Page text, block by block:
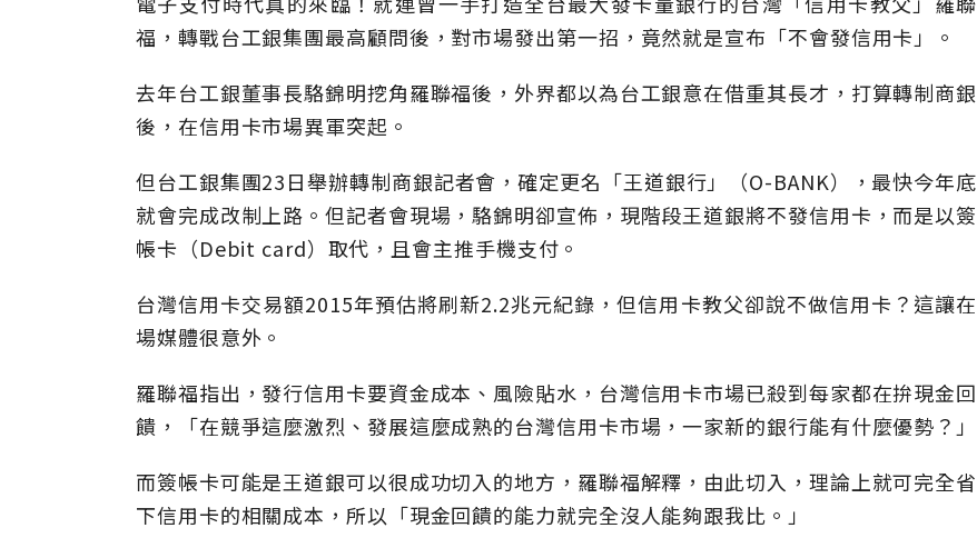
福，轉戰台工銀集團最高顧問後，對市場發出第一招，竟然就是宣布「不會發信用卡」。
去年台工銀董事長駱錦明挖角羅聯福後，外界都以為台工銀意在借重其長才，打算轉制商銀
後，在信用卡市場異軍突起。
但台工銀集團23日舉辦轉制商銀記者會，確定更名「王道銀行」（O-BANK），最快今年底
就會完成改制上路。但記者會現場，駱錦明卻宣佈，現階段王道銀將不發信用卡，而是以簽
帳卡（Debit card）取代，且會主推手機支付。
台灣信用卡交易額2015年預估將刷新2.2兆元紀錄，但信用卡教父卻說不做信用卡？這讓在
場媒體很意外。
羅聯福指出，發行信用卡要資金成本、風險貼水，台灣信用卡市場已殺到每家都在拚現金回
饋，「在競爭這麼激烈、發展這麼成熟的台灣信用卡市場，一家新的銀行能有什麼優勢？」
而簽帳卡可能是王道銀可以很成功切入的地方，羅聯福解釋，由此切入，理論上就可完全省
下信用卡的相關成本，所以「現金回饋的能力就完全沒人能夠跟我比。」